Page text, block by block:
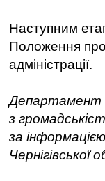
Наступним
Положення про
адміністрації.
Департамент
з
за
Чернігівської